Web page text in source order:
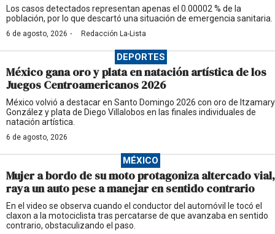
Los casos detectados representan apenas el 0.00002 % de la
población, por lo que descartó una situación de emergencia sanitaria.
6 de agosto, 2026 · Redacción La-Lista
DEPORTES
México gana oro y plata en natación artística de los
Juegos Centroamericanos 2026
México volvió a destacar en Santo Domingo 2026 con oro de Itzamary
González y plata de Diego Villalobos en las finales individuales de
natación artística.
6 de agosto, 2026
MÉXICO
Mujer a bordo de su moto protagoniza altercado vial,
raya un auto pese a manejar en sentido contrario
En el video se observa cuando el conductor del automóvil le tocó el
claxon a la motociclista tras percatarse de que avanzaba en sentido
contrario, obstaculizando el paso.